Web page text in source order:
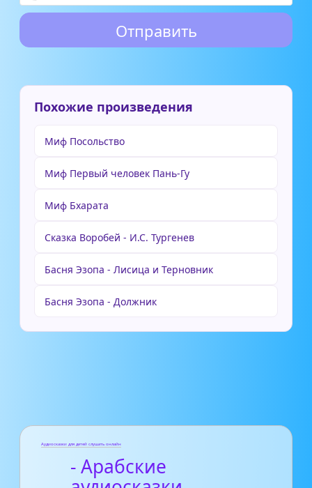
Похожие произведения
Миф Посольство
Миф Первый человек Пань-Гу
Миф Бхарата
Сказка Воробей - И.С. Тургенев
Басня Эзопа - Лисица и Терновник
Басня Эзопа - Должник
Аудиосказки для детей слушать онлайн
- Арабские